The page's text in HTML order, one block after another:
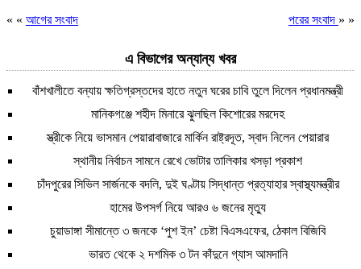
« « আগের সংবাদ পরের সংবাদ » »
এ বিভাগের অন্যান্য খবর
বাঁশখালীতে বন্যায় ক্ষতিগ্রস্তদের হাতে নতুন ঘরের চাবি তুলে দিলেন প্রধানমন্ত্রী
মানিকগঞ্জে শহীদ মিনারে ঝুলছিল কিশোরের মরদেহ
স্ত্রীকে নিয়ে ভাসমান পেয়ারাবাজারে মার্কিন রাষ্ট্রদূত, স্বাদ নিলেন পেয়ারার
স্থানীয় নির্বাচন সামনে রেখে ভোটার তালিকার খসড়া প্রকাশ
চাঁদপুরের সিভিল সার্জনকে বদলি, দুই ঘণ্টায় সিদ্ধান্ত প্রত্যাহার স্বাস্থ্যমন্ত্রীর
হামের উপসর্গ নিয়ে আরও ৬ জনের মৃত্যু
চুয়াডাঙ্গা সীমান্তে ৩ জনকে ‘পুশ ইন’ চেষ্টা বিএসএফের, ঠেকাল বিজিবি
ভারত থেকে ২ দশমিক ৩ টন কাঁদুনে গ্যাস আমদানি